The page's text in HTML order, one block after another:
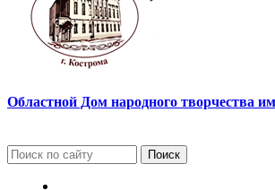
Областной Дом народного творчества